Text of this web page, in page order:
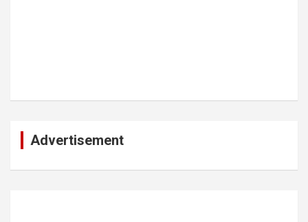
Advertisement